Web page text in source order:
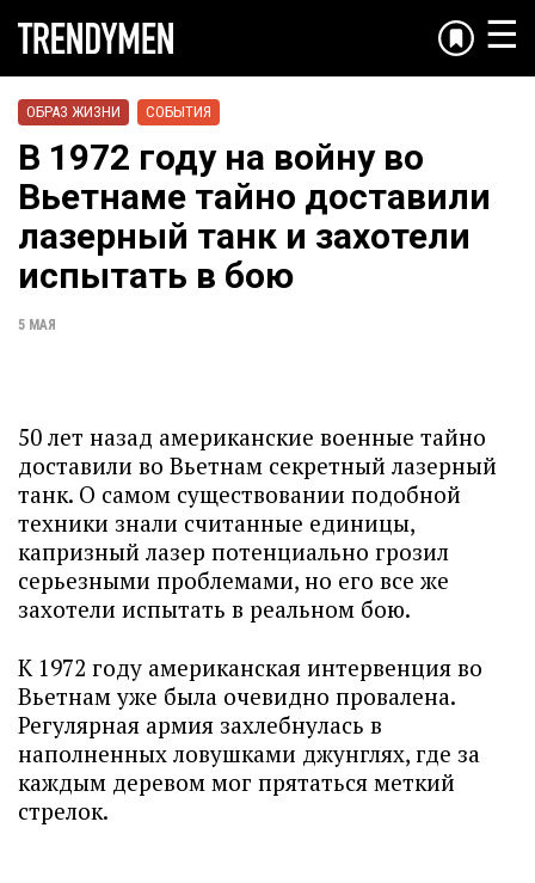
☰
ОБРАЗ ЖИЗНИ СОБЫТИЯ
В 1972 году на войну во
Вьетнаме тайно доставили
лазерный танк и захотели
испытать в бою
5 МАЯ
50 лет назад американские военные тайно
доставили во Вьетнам секретный лазерный
танк. О самом существовании подобной
техники знали считанные единицы,
капризный лазер потенциально грозил
серьезными проблемами, но его все же
захотели испытать в реальном бою.
К 1972 году американская интервенция во
Вьетнам уже была очевидно провалена.
Регулярная армия захлебнулась в
наполненных ловушками джунглях, где за
каждым деревом мог прятаться меткий
стрелок.